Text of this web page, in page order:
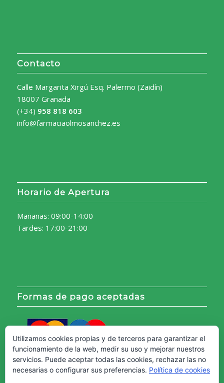
Contacto
Calle Margarita Xirgú Esq. Palermo (Zaidín)
18007 Granada
(+34) 958 818 603
info@farmaciaolmosanchez.es
Horario de Apertura
Mañanas: 09:00-14:00
Tardes: 17:00-21:00
Formas de pago aceptadas
Utilizamos cookies propias y de terceros para garantizar el
funcionamiento de la web, medir su uso y mejorar nuestros
servicios. Puede aceptar todas las cookies, rechazar las no
necesarias o configurar sus preferencias. Política de cookies